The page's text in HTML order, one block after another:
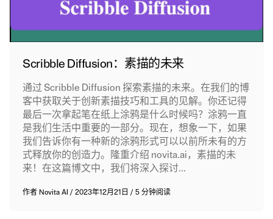
Scribble Diffusion：素描的未来
通过 Scribble Diffusion 探索素描的未来。在我们的博
客中获取关于创新素描技巧和工具的见解。你还记得
最后一次拿起笔在纸上涂鸦是什么时候吗？涂鸦一直
是我们生活中重要的一部分。现在，想象一下，如果
我们告诉你有一种新的涂鸦形式可以以前所未有的方
式释放你的创造力。隆重介绍 novita.ai，素描的未
来！在这篇博文中，我们将深入探讨...
作者 Novita AI /2023年12月21日/5 分钟阅读